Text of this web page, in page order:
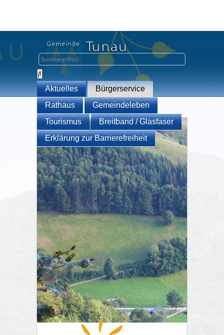
Aktuelles
Bürgerservice
Rathaus
Gemeindeleben
Tourismus
Breitband / Glasfaser
Erklärung zur Barrierefreiheit